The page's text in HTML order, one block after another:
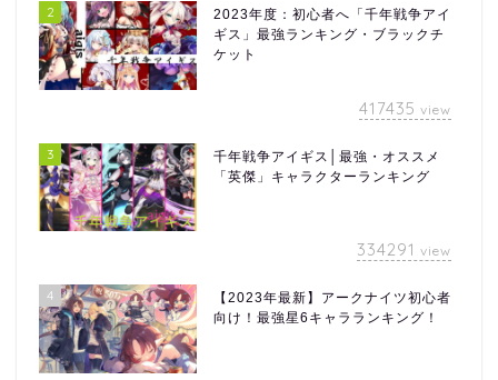
2
2023年度：初心者へ「千年戦争アイ
ギス」最強ランキング・ブラックチ
ケット
417435 view
3
千年戦争アイギス│最強・オススメ
「英傑」キャラクターランキング
334291 view
4
【2023年最新】アークナイツ初心者
向け！最強星6キャラランキング！